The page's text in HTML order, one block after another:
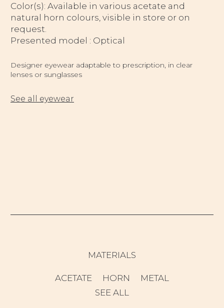
Color(s): Available in various acetate and
natural horn colours, visible in store or on
request.
Presented model : Optical
Designer eyewear adaptable to prescription, in clear
lenses or sunglasses
See all eyewear
MATERIALS
ACETATE HORN
METAL
SEE ALL